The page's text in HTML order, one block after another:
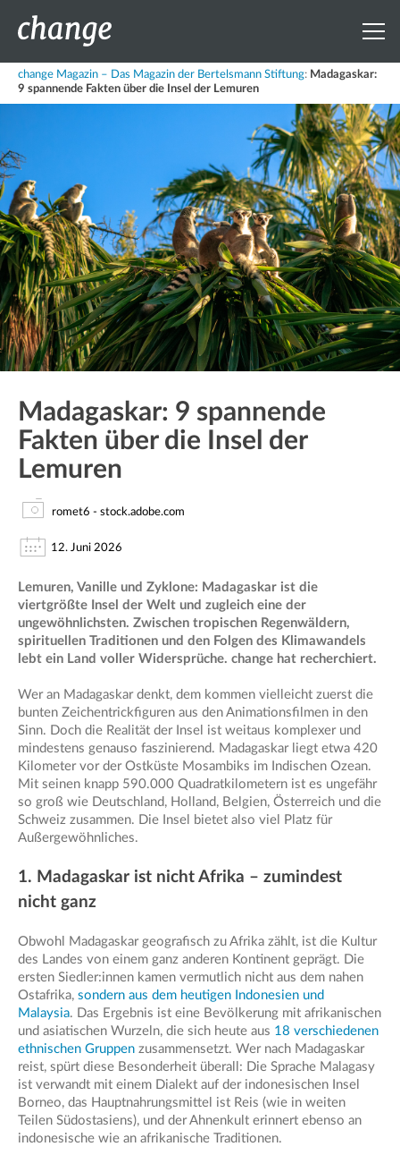
change Magazin – Das Magazin der Bertelsmann Stiftung: Madagaskar:
9 spannende Fakten über die Insel der Lemuren
Madagaskar: 9 spannende
Fakten über die Insel der
Lemuren
romet6 - stock.adobe.com
12. Juni 2026
Lemuren, Vanille und Zyklone: Madagaskar ist die
viertgrößte Insel der Welt und zugleich eine der
ungewöhnlichsten. Zwischen tropischen Regenwäldern,
spirituellen Traditionen und den Folgen des Klimawandels
lebt ein Land voller Widersprüche. change hat recherchiert.
Wer an Madagaskar denkt, dem kommen vielleicht zuerst die
bunten Zeichentrickfiguren aus den Animationsfilmen in den
Sinn. Doch die Realität der Insel ist weitaus komplexer und
mindestens genauso faszinierend. Madagaskar liegt etwa 420
Kilometer vor der Ostküste Mosambiks im Indischen Ozean.
Mit seinen knapp 590.000 Quadratkilometern ist es ungefähr
so groß wie Deutschland, Holland, Belgien, Österreich und die
Schweiz zusammen. Die Insel bietet also viel Platz für
Außergewöhnliches.
1. Madagaskar ist nicht Afrika – zumindest
nicht ganz
Obwohl Madagaskar geografisch zu Afrika zählt, ist die Kultur
des Landes von einem ganz anderen Kontinent geprägt. Die
ersten Siedler:innen kamen vermutlich nicht aus dem nahen
Ostafrika, sondern aus dem heutigen Indonesien und
Malaysia. Das Ergebnis ist eine Bevölkerung mit afrikanischen
und asiatischen Wurzeln, die sich heute aus 18 verschiedenen
ethnischen Gruppen zusammensetzt. Wer nach Madagaskar
reist, spürt diese Besonderheit überall: Die Sprache Malagasy
ist verwandt mit einem Dialekt auf der indonesischen Insel
Borneo, das Hauptnahrungsmittel ist Reis (wie in weiten
Teilen Südostasiens), und der Ahnenkult erinnert ebenso an
indonesische wie an afrikanische Traditionen.